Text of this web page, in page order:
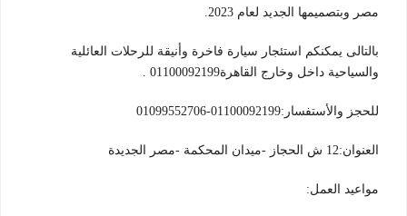
مصر وبتصميمها الجديد لعام 2023.
بالتالى يمكنكم استئجار سيارة فاخرة وأنيقة للرحلات العائلية
والسياحية داخل وخارج القاهرة01100092199 .
للحجز والأستفسار:01100092199-01099552706
العنوان:12 ش الحجاز -ميدان المحكمة -مصر الجديدة
مواعيد العمل: